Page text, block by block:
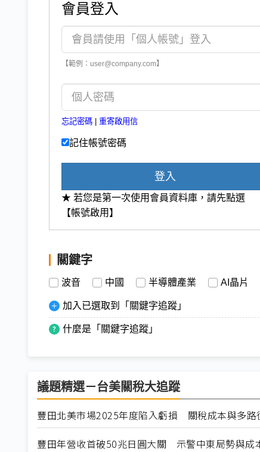
會員登入
【範例：user@company.com】
忘記密碼 重寄啟用信
記住帳號密碼
登入
★ 若您是第一次使用會員資料庫，請先點選
【帳號啟用】
關鍵字
波音 中國 半導體產業 AI晶片
加入已選取到「關鍵字追蹤」
什麼是「關鍵字追蹤」
議題精選－台美關稅大追蹤
豐田北美市場2025年度陷入虧損 關稅成本與多路
豐田年營收首破50兆日圓大關 示警中東局勢與成